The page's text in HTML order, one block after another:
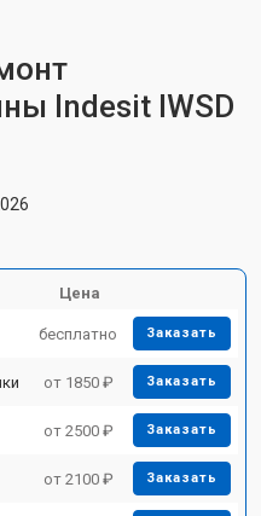
Indesit IWSD
Цена
бесплатно Заказать
от 1850 ₽ Заказать
от 2500 ₽ Заказать
от 2100 ₽ Заказать